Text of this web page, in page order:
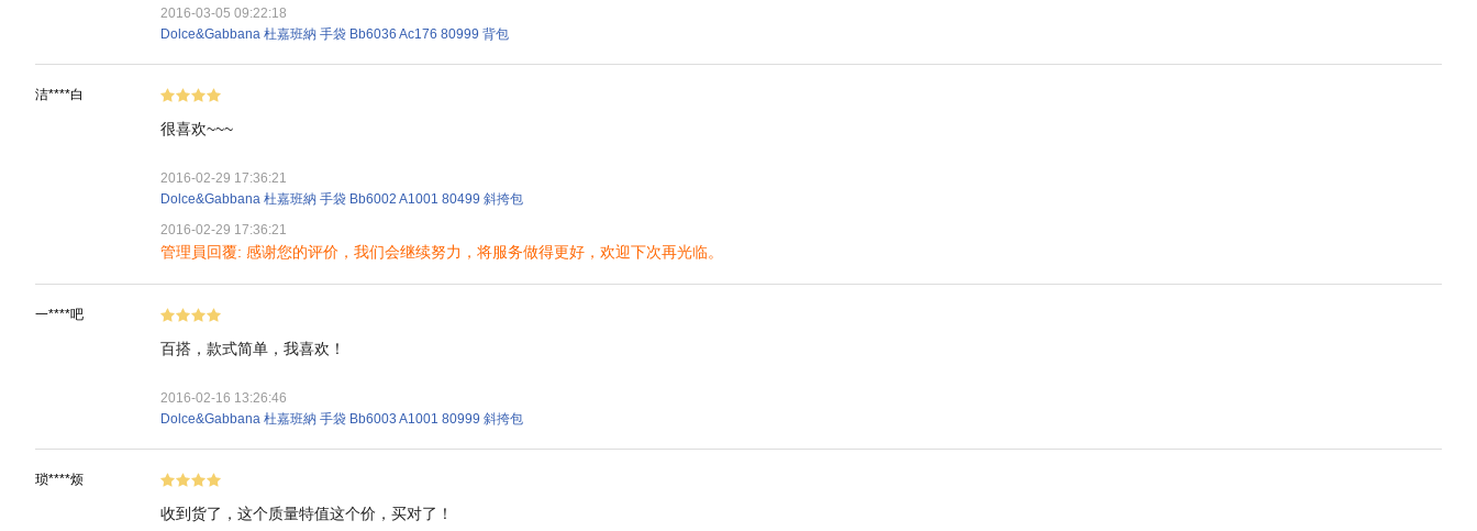
2016-03-05 09:22:18
Dolce&Gabbana 杜嘉班納 手袋 Bb6036 Ac176 80999 背包
洁****白
很喜欢~~~
2016-02-29 17:36:21
Dolce&Gabbana 杜嘉班納 手袋 Bb6002 A1001 80499 斜挎包
2016-02-29 17:36:21
管理員回覆: 感谢您的评价，我们会继续努力，将服务做得更好，欢迎下次再光临。
一****吧
百搭，款式简单，我喜欢！
2016-02-16 13:26:46
Dolce&Gabbana 杜嘉班納 手袋 Bb6003 A1001 80999 斜挎包
琐****烦
收到货了，这个质量特值这个价，买对了！